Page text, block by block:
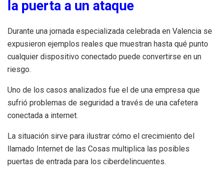
la puerta a un ataque
Durante una jornada especializada celebrada en Valencia se
expusieron ejemplos reales que muestran hasta qué punto
cualquier dispositivo conectado puede convertirse en un
riesgo.
Uno de los casos analizados fue el de una empresa que
sufrió problemas de seguridad a través de una cafetera
conectada a internet.
La situación sirve para ilustrar cómo el crecimiento del
llamado Internet de las Cosas multiplica las posibles
puertas de entrada para los ciberdelincuentes.